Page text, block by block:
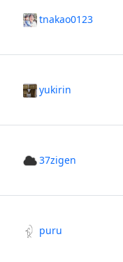
tnakao0123
yukirin
37zigen
puru